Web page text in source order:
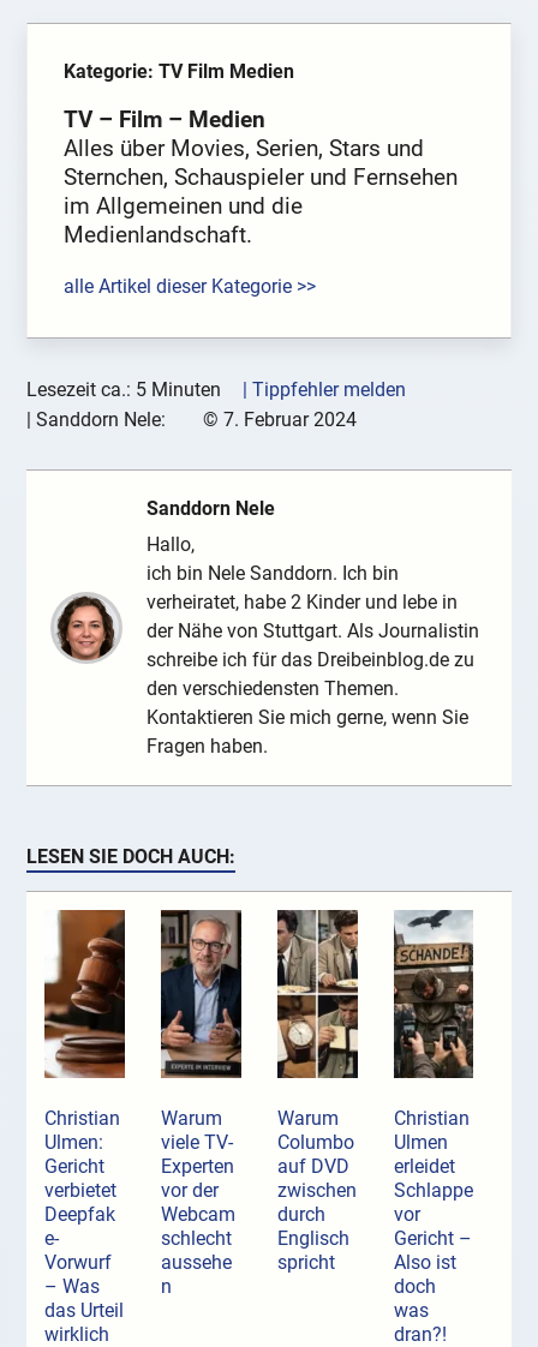
Kategorie: TV Film Medien
TV – Film – Medien
Alles über Movies, Serien, Stars und
Sternchen, Schauspieler und Fernsehen
im Allgemeinen und die
Medienlandschaft.
alle Artikel dieser Kategorie >>
Lesezeit ca.: 5 Minuten
| Tippfehler melden
|Sanddorn Nele: © 7. Februar 2024
Sanddorn Nele
Hallo,
ich bin Nele Sanddorn. Ich bin
verheiratet, habe 2 Kinder und lebe in
der Nähe von Stuttgart. Als Journalistin
schreibe ich für das Dreibeinblog.de zu
den verschiedensten Themen.
Kontaktieren Sie mich gerne, wenn Sie
Fragen haben.
LESEN SIE DOCH AUCH:
Christian
Ulmen:
Gericht
verbietet
Deepfak
e-
Vorwurf
– Was
das Urteil
wirklich
Warum
viele TV-
Experten
vor der
Webcam
schlecht
aussehe
n
Warum
Columbo
auf DVD
zwischen
durch
Englisch
spricht
Christian
Ulmen
erleidet
Schlappe
vor
Gericht –
Also ist
doch
was
dran?!